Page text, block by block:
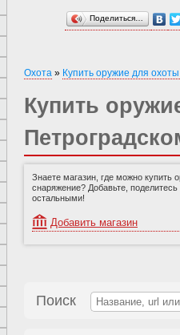
Поделиться…
Охота » Купить оружие для
Купить
Знаете магазин, где можно купить
снаряжение? Добавьте,
остальными!
Добавить магазин
Поиск